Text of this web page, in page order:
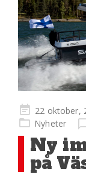
Publicerad
på
22 oktober,
Nyheter
Ny
på